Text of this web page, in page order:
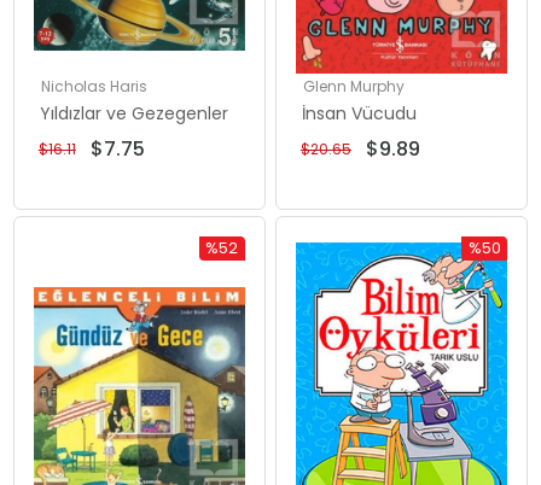
Nicholas Haris
Yıldızlar ve Gezegenler
$7.75
$16.11
Glenn Murphy
İnsan Vücudu
$9.89
$20.65
%52
%52Rabatt
%50
Rabatt